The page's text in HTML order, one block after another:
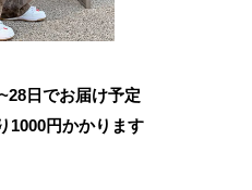
日でお届け予定
1000円かかります